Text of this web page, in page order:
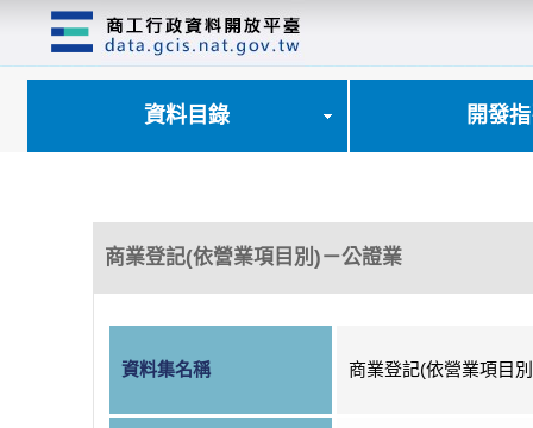
資料目錄 開發
商業登記(依營業項目別)－公證業
資料集名稱 商業登記(依營業項目